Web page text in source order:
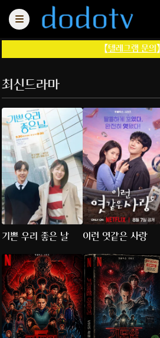
【텔레그램 문의】
최신드라마
기쁜 우리 좋은 날 이런 엿같은 사랑